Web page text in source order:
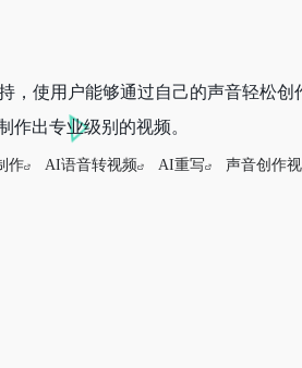
，使用户能够通过自己的声音轻松
作出专业级别的视频。
作 AI语音转视频 AI重写 声音创作